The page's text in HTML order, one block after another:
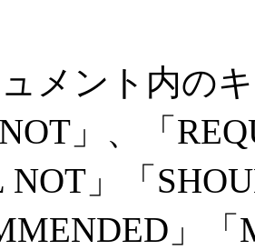
メント内の
NOT」、「
NOT」「
」